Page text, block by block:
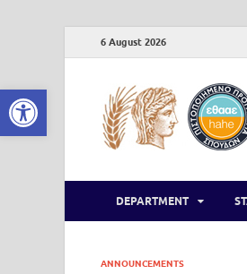
Open toolbar
6 August 2026
DEPARTMENT
ANNOUNCEMENTS